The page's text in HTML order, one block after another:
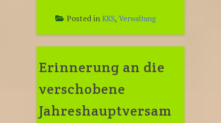
Posted in KKS, Verwaltung
Erinnerung an die
verschobene
Jahreshauptversam